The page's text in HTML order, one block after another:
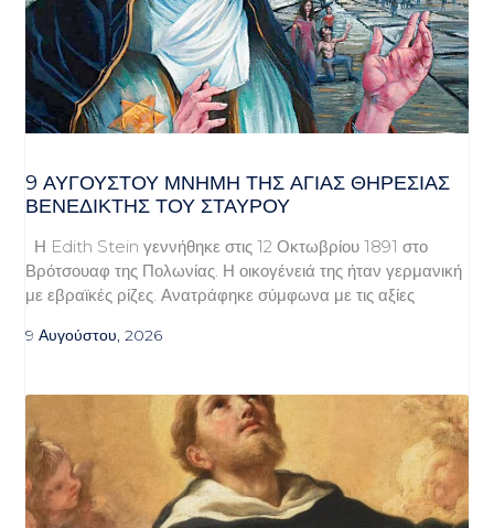
9 ΑΥΓΟΥΣΤΟΥ ΜΝΗΜΗ ΤΗΣ ΑΓΙΑΣ ΘΗΡΕΣΙΑΣ
ΒΕΝΕΔΙΚΤΗΣ ΤΟΥ ΣΤΑΥΡΟΥ
Η Edith Stein γεννήθηκε στις 12 Οκτωβρίου 1891 στο
Βρότσουαφ της Πολωνίας. Η οικογένειά της ήταν γερμανική
με εβραϊκές ρίζες. Ανατράφηκε σύμφωνα με τις αξίες
9 Αυγούστου, 2026